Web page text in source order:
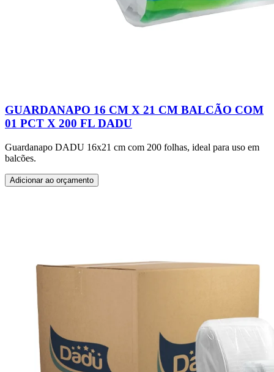
GUARDANAPO 16 CM X 21 CM BALCÃO COM
01 PCT X 200 FL DADU
Guardanapo DADU 16x21 cm com 200 folhas, ideal para uso em
balcões.
Adicionar ao orçamento